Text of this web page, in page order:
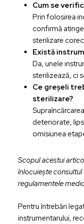
Cum se
Prin folosirea
confirmă
sterilizare
Există
Da, unele
sterilizează, ci
Ce greșeli
sterilizare?
deteriorate,
omisiunea
Scopul acestui
înlocuiește
regulamentele
Pentru întrebări
instrumentarului,